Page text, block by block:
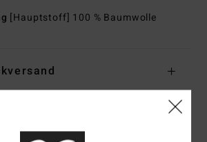
[Hauptstoff] 100 % Baumwolle